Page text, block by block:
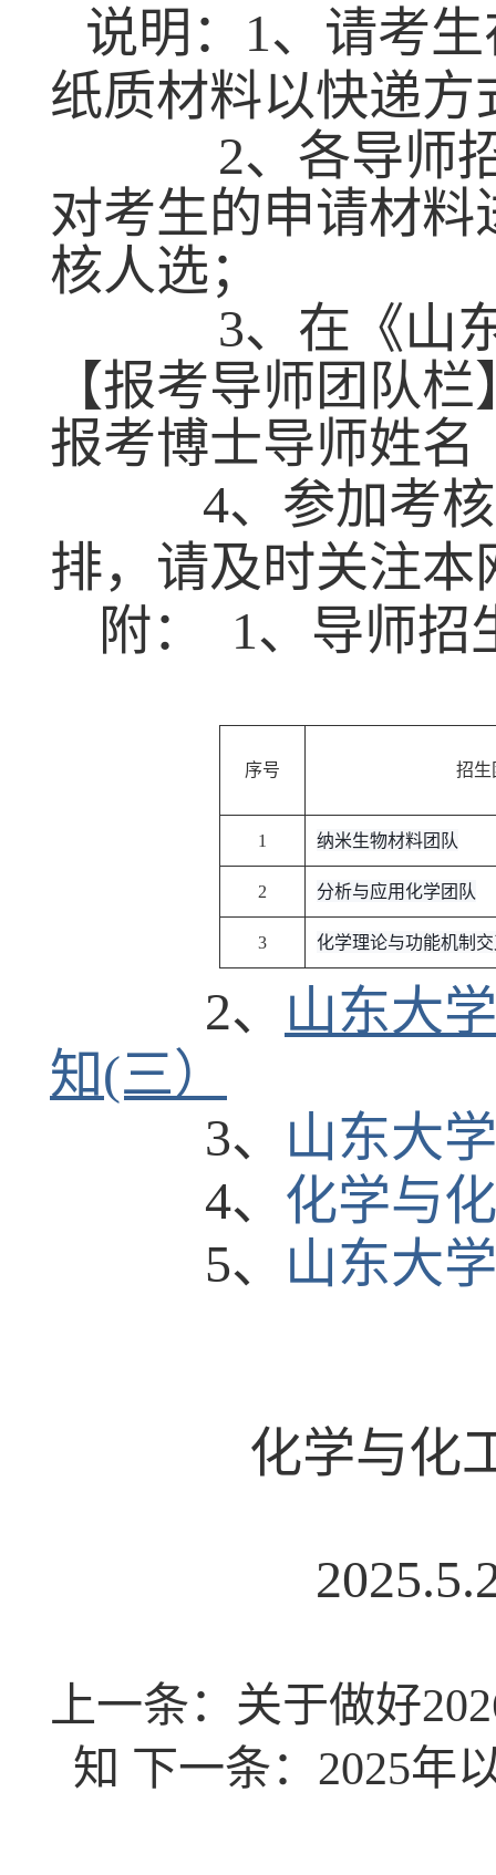
说明： 1、请考
纸质材料以快递
2、各导师
对考生的申请材
核人选；
3、在《山
【报考导师团队
报考博士导师姓名
4、参加考
排，请及时关注本
附： 1、导师招
序号 招生
1 纳米生物材料团队
2 分析与应用化学团队
3 化学理论与功能机制
2、 山东大
知(三）
3、 山东大
4、 化学与
5、 山东大
化学与化工
上一条： 关于做好
知 下一条： 2025年